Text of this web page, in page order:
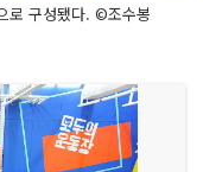
로 구성됐다. ©조수봉